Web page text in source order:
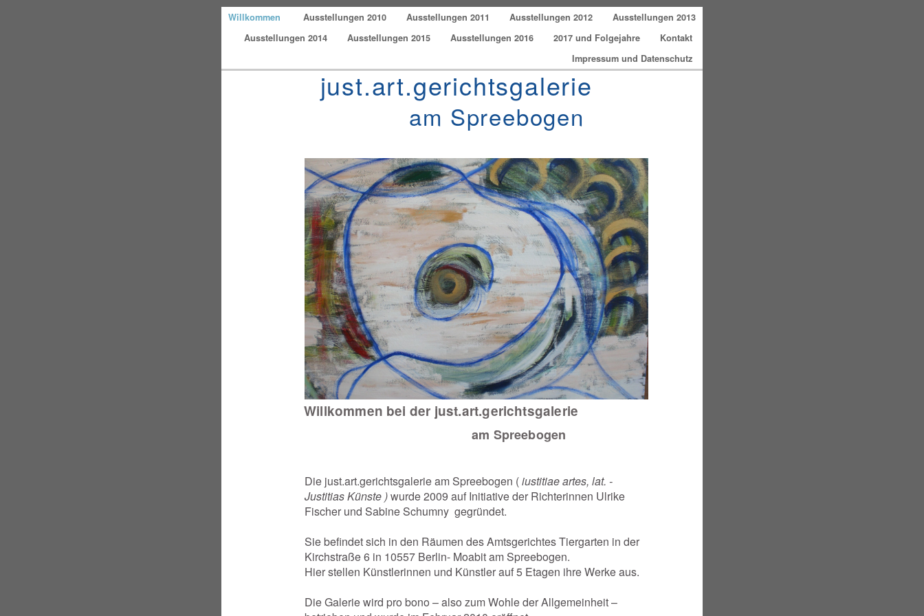
Willkommen Ausstellungen 2010 Ausstellungen 2011 Ausstellungen 2012
Ausstellungen 2013
Ausstellungen 2014
Ausstellungen 2015 Ausstellungen 2016 2017 und Folgejahre
Kontakt
Impressum und Datenschutz
just.art.gerichtsgalerie
am Spreebogen
Die just.art.gerichtsgalerie am Spreebogen (iustitiae artes, lat. -
Justitias Künste )wurde 2009 auf Initiative der Richterinnen Ulrike
Fischer und Sabine Schumny gegründet.
Sie befindet sich in den Räumen des Amtsgerichtes Tiergarten in der
Kirchstraße 6 in 10557 Berlin- Moabit am Spreebogen.
Hier stellen Künstlerinnen und Künstler auf 5 Etagen ihre Werke aus.
Die Galerie wird pro bono – also zum Wohle der Allgemeinheit –
Willkommen bei der just.art.gerichtsgalerie
am Spreebogen